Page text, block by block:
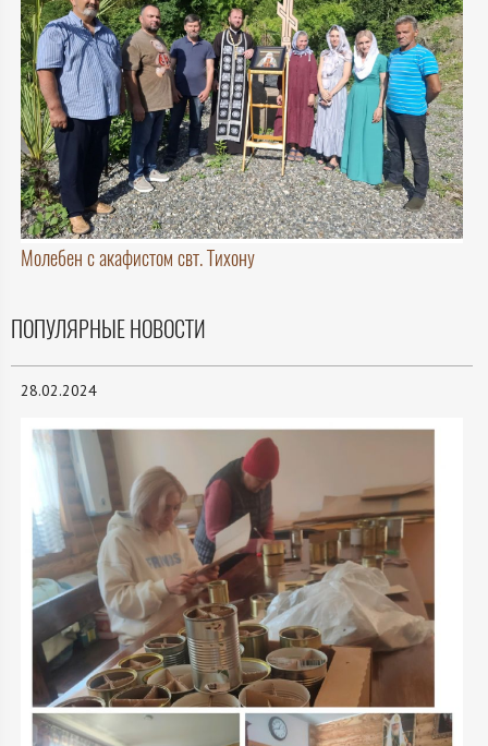
Молебен с акафистом свт. Тихону
ПОПУЛЯРНЫЕ НОВОСТИ
28.02.2024